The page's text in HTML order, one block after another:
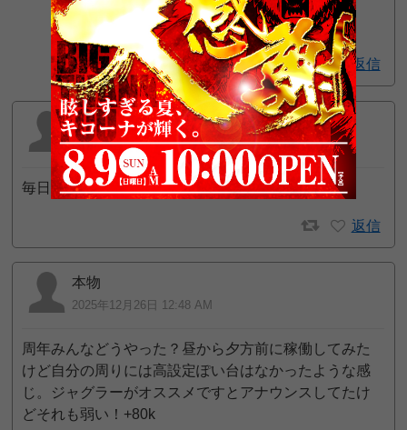
不気味やな
返信
yonayonagogo
2026年1月23日 3:07 AM
毎日スロット打ててるのが幸せだぜ
返信
本物
2025年12月26日 12:48 AM
周年みんなどうやった？昼から夕方前に稼働してみた
けど自分の周りには高設定ぽい台はなかったような感
じ。ジャグラーがオススメですとアナウンスしてたけ
どそれも弱い！+80k